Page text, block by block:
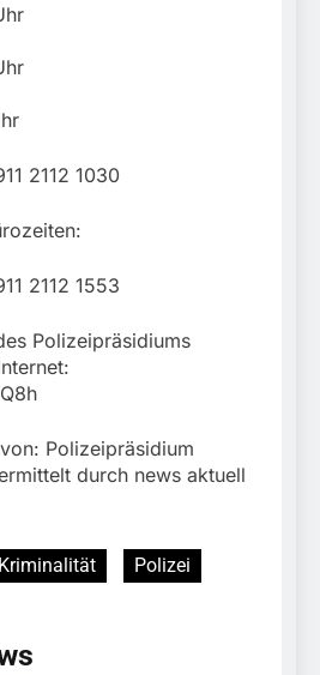
2112 1030
2112 1553
Polizeipräsidiums
Polizeipräsidium
durch news aktuell
Kriminalität Polizei